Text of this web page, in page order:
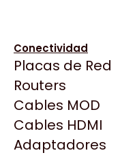
Conectividad
Placas de Red
Routers
Cables MOD
Cables HDMI
Adaptadores
Deepcool
Dell
EVGA
Gamemax
Genesis
Genius
Click Gaming
Compufan Store
Dinobyte
Full H4rd
Gaming City
Gezatek